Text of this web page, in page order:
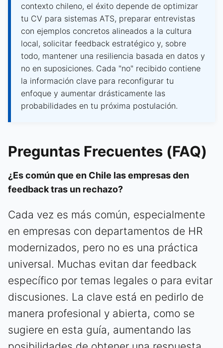
contexto chileno, el éxito depende de optimizar
tu CV para sistemas ATS, preparar entrevistas
con ejemplos concretos alineados a la cultura
local, solicitar feedback estratégico y, sobre
todo, mantener una resiliencia basada en datos y
no en suposiciones. Cada "no" recibido contiene
la información clave para reconfigurar tu
enfoque y aumentar drásticamente las
probabilidades en tu próxima postulación.
Preguntas Frecuentes (FAQ)
¿Es común que en Chile las empresas den
feedback tras un rechazo?
Cada vez es más común, especialmente
en empresas con departamentos de HR
modernizados, pero no es una práctica
universal. Muchas evitan dar feedback
específico por temas legales o para evitar
discusiones. La clave está en pedirlo de
manera profesional y abierta, como se
sugiere en esta guía, aumentando las